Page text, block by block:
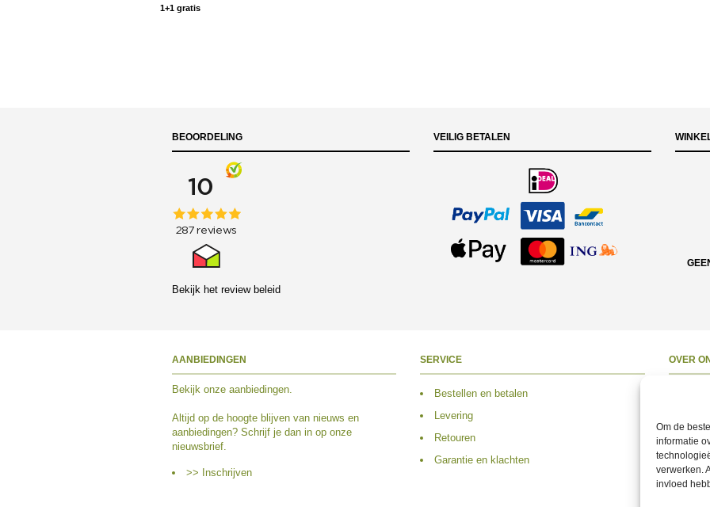
Om de
informatie
verwerken.
invloed
1+1 gratis
BEOORDELING
Bekijk het review beleid
VEILIG BETALEN
AANBIEDINGEN
Bekijk onze aanbiedingen.
Altijd op de hoogte blijven van nieuws en
aanbiedingen? Schrijf je dan in op onze
nieuwsbrief.
>> Inschrijven
SERVICE
Bestellen en betalen
Levering
Retouren
Garantie en klachten
OVER
Volg